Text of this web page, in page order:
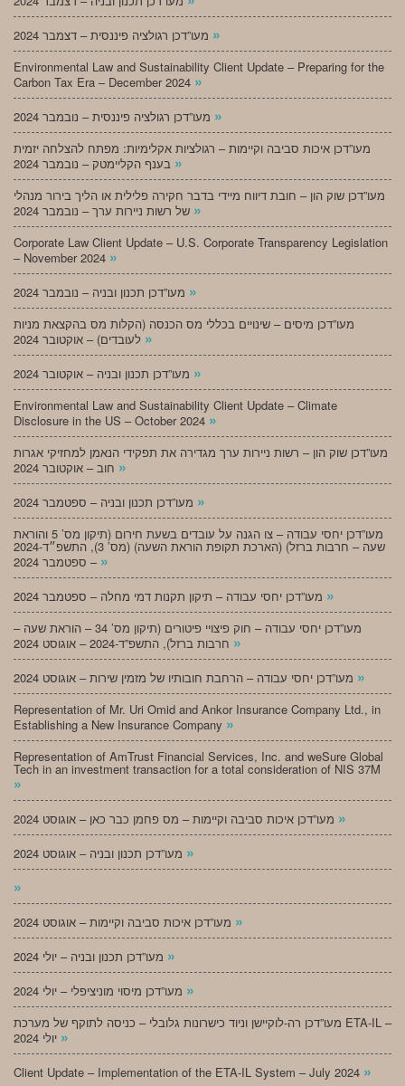
»
Environmental Law and Sustainability Client Update – Preparing for the
Carbon Tax Era – December 2024 »
»
מעו”דכן איכות סביבה וקיימות – רגולציות אקלימיות: מפתח להצלחה יזמית
»
מעו”דכן שוק הון – חובת דיווח מיידי בדבר חקירה פלילית או הליך בירור מנהלי
»
Corporate Law Client Update – U.S. Corporate Transparency Legislation
– November 2024 »
»
מעו”דכן מיסים – שינויים בכללי מס הכנסה (הקלות מס בהקצאת מניות
»
»
Environmental Law and Sustainability Client Update – Climate
Disclosure in the US – October 2024 »
מעו”דכן שוק הון – רשות ניירות ערך מגדירה את תפקידי הנאמן למחזיקי אגרות
»
»
מעו”דכן יחסי עבודה – צו הגנה על עובדים בשעת חירום (תיקון מס’ 5 והוראת
שעה – חרבות ברזל) (הארכת תקופת הוראת השעה) (מס’ 3), התשפ״ד-2024
– ספטמבר 2024 »
»
מעו”דכן יחסי עבודה – חוק פיצויי פיטורים (תיקון מס’ 34 – הוראת שעה –
»
»
Representation of Mr. Uri Omid and Ankor Insurance Company Ltd., in
Establishing a New Insurance Company »
Representation of AmTrust Financial Services, Inc. and weSure Global
Tech in an investment transaction for a total consideration of NIS 37M
»
»
»
»
»
»
»
מעו”דכן רה-לוקיישן וניוד כישרונות גלובלי – כניסה לתוקף של מערכת ETA-IL –
»
Client Update – Implementation of the ETA-IL System – July 2024 »